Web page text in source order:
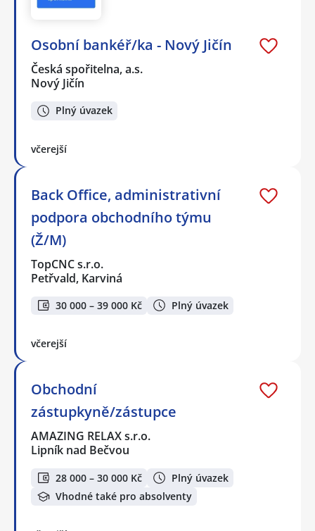
Osobní bankéř/ka - Nový Jičín
Česká spořitelna, a.s.
Nový Jičín
Plný úvazek
včerejší
Back Office, administrativní
podpora obchodního týmu
(Ž/M)
TopCNC s.r.o.
Petřvald, Karviná
30 000 – 39 000 Kč Plný úvazek
včerejší
Obchodní
zástupkyně/zástupce
AMAZING RELAX s.r.o.
Lipník nad Bečvou
28 000 – 30 000 Kč
Plný úvazek
Vhodné také pro absolventy